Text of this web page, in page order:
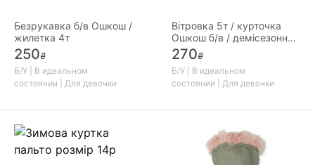
Безрукавка б/в Ошкош /
жилетка 4т
250₴
Б/У | В идеальном
состоянии | Для девочки
Вітровка 5т / курточка
Ошкош б/в / демісезонна
курточка
270₴
Б/У | В идеальном
состоянии | Для девочки